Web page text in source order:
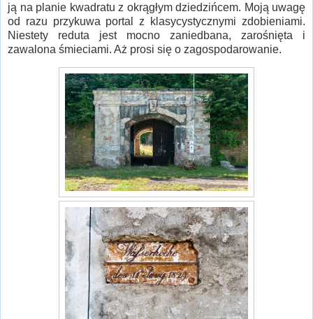
ją na planie kwadratu z okrągłym dziedzińcem. Moją uwagę
od razu przykuwa portal z klasycystycznymi zdobieniami.
Niestety reduta jest mocno zaniedbana, zarośnięta i
zawalona śmieciami. Aż prosi się o zagospodarowanie.